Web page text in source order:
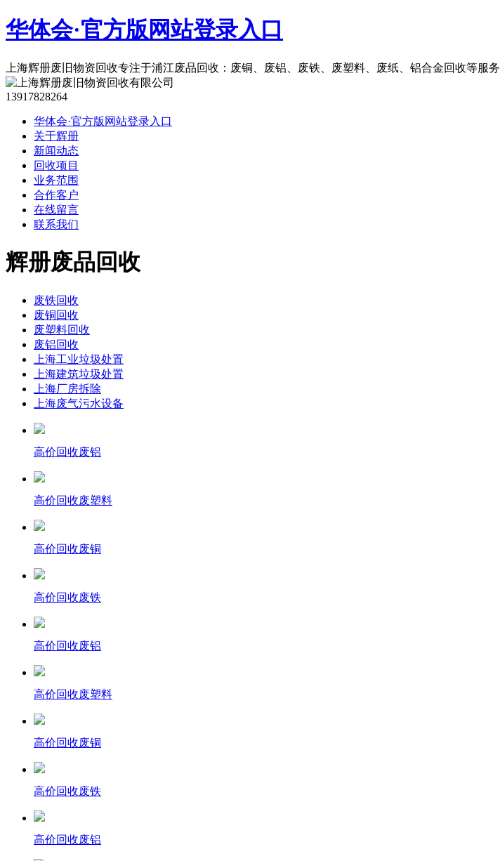
华体会·官方版网站登录入口
上海辉册废旧物资回收专注于浦江废品回收：废铜、废铝、废铁、废塑料、废纸、铝合金回收等服务
13917828264
华体会·官方版网站登录入口
关于辉册
新闻动态
回收项目
业务范围
合作客户
在线留言
联系我们
辉册废品回收
废铁回收
废铜回收
废塑料回收
废铝回收
上海工业垃圾处置
上海建筑垃圾处置
上海厂房拆除
上海废气污水设备
高价回收废铝
高价回收废塑料
高价回收废铜
高价回收废铁
高价回收废铝
高价回收废塑料
高价回收废铜
高价回收废铁
高价回收废铝